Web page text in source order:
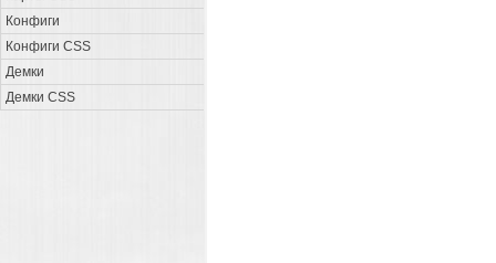
Конфиги
Конфиги CSS
Демки
Демки CSS